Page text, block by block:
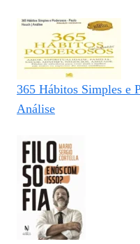
365 Hábitos Simples e
Análise